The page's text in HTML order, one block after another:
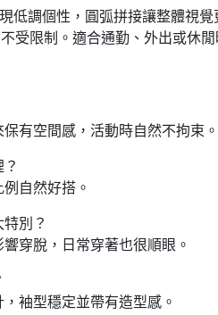
低調個性，圓弧拼接讓整體視
受限制。適合通勤、外出或休閒
有空間感，活動時自然不拘束。
自然好搭。
別？
穿脫，日常穿著也很順眼。
袖型穩定並帶有造型感。